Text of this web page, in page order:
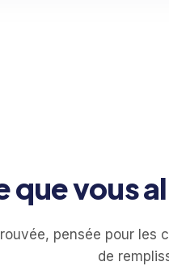
que vous
pensée pour les
de